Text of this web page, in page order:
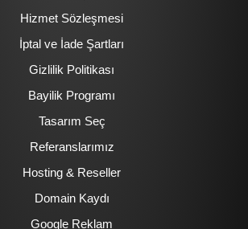
Hizmet Sözleşmesi
İptal ve İade Şartları
Gizlilik Politikası
Bayilik Programı
Tasarım Seç
Referanslarımız
Hosting & Reseller
Domain Kaydı
Google Reklam